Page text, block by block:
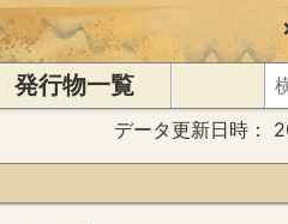
発行物一覧
データ更新日時：